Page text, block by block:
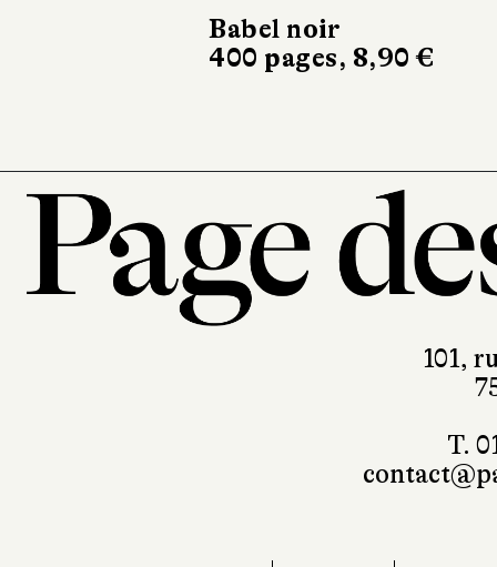
Babel noir
400 pages, 8,90 €
101,
T.